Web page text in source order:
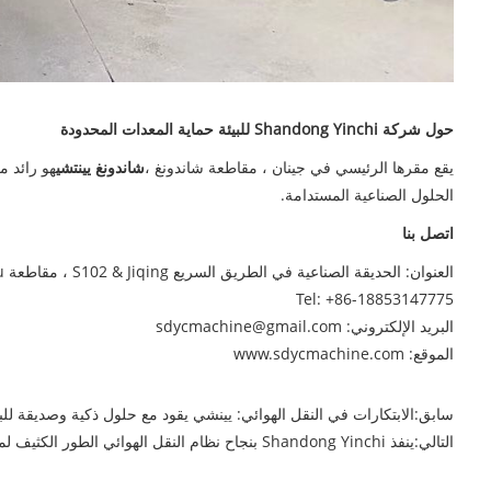
حول شركة Shandong Yinchi للبيئة حماية المعدات المحدودة
يقع مقرها الرئيسي في جينان ، مقاطعة شاندونغ ،شاندونغ يينتشي
الحلول الصناعية المستدامة.
اتصل بنا
العنوان: الحديقة الصناعية في الطريق السريع S102 & Jiqing ، مقاطعة Zhangqiu ، جينان ، شاندونغ ، الصين
Tel: +86-18853147775
البريد الإلكتروني: sdycmachine@gmail.com
الموقع: www.sdycmachine.com
سابق:الابتكارات في النقل الهوائي: يينشي يقود مع حلول ذكية وصديقة
التالي:ينفذ Shandong Yinchi بنجاح نظام النقل الهوائي الطور الكثيف لمصنع الأسمنت في مقاطعة Jiangxi